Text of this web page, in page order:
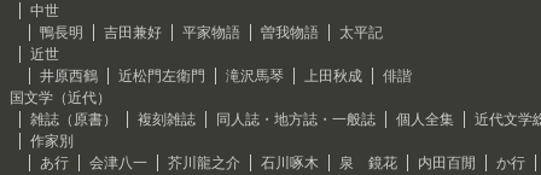
中世
鴨長明
吉田兼好 平家物語 曽我物語
太平記
近世
井原西鶴
近松門左衛門 滝沢馬琴 上田秋成
俳諧
国文学（近代）
雑誌（原書）
複刻雑誌 同人誌・地方誌・一般誌 個人全集
近代文学
作家別
あ行
会津八一 芥川龍之介 石川啄木 泉 鏡花 内田百閒
か行